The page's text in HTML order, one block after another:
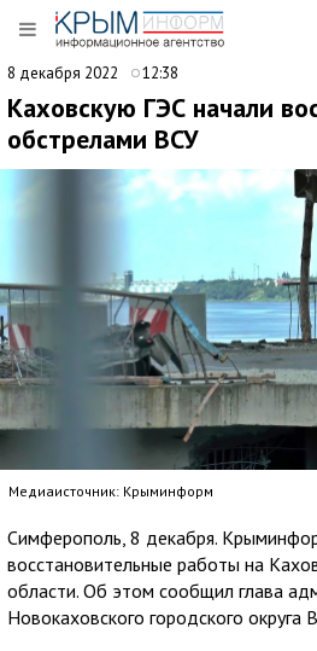
8 декабря 2022 12:38
Каховскую ГЭС начали
обстрелами ВСУ
Медиаисточник: Крыминформ
Симферополь, 8 декабря.
восстановительные работы на
области. Об этом сообщил глава
Новокаховского городского округа